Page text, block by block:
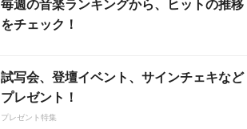
をチェック！
試写会、登壇イベント、サインチェキなど
プレゼント！
プレゼント特集